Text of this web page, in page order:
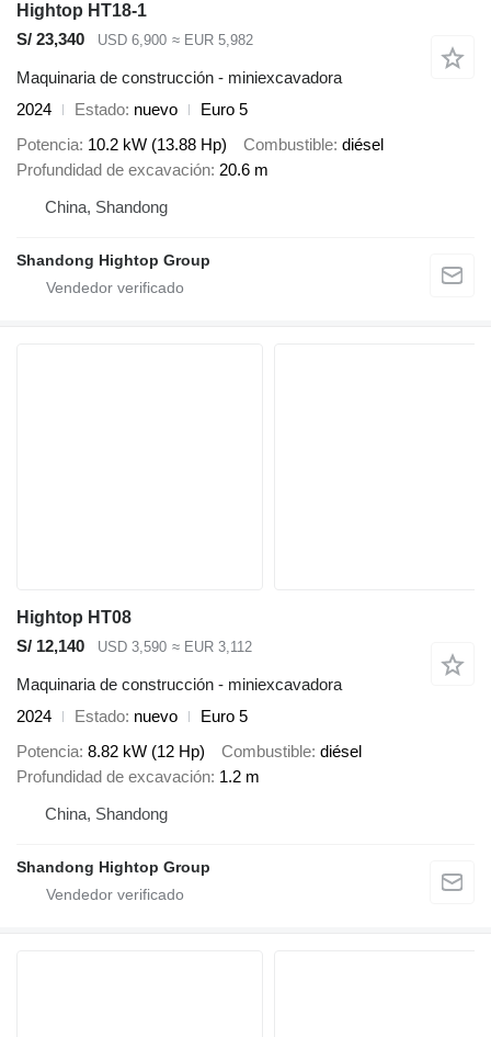
Hightop HT18-1
S/ 23,340
USD 6,900 ≈ EUR 5,982
Maquinaria de construcción - miniexcavadora
2024
Estado nuevo
Euro 5
Potencia 10.2 kW (13.88 Hp) Combustible diésel
Profundidad de excavación 20.6 m
China, Shandong
Shandong Hightop Group
Hightop HT08
S/ 12,140
USD 3,590 ≈ EUR 3,112
Maquinaria de construcción - miniexcavadora
2024
Estado nuevo
Euro 5
Potencia 8.82 kW (12 Hp) Combustible diésel
Profundidad de excavación 1.2 m
China, Shandong
Shandong Hightop Group